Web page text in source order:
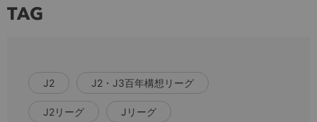
TAG
J2 J2・J3百年構想リーグ
J2リーグ Jリーグ